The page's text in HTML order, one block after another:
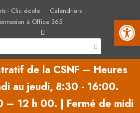
- Clic école
Calendriers
à Office 365
de la CSNF – Heures
au jeudi, 8:30 - 16:00.
– 12 h 00. | Fermé de midi
Ouvrir la barre d'outils